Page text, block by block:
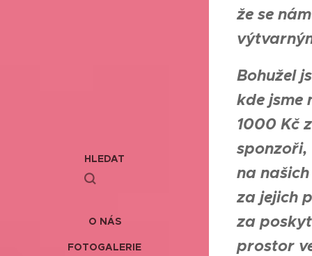
HLEDAT
O NÁS
FOTOGALERIE
že se
Bohužel
kde jsme
1000 Kč
sponzoři,
na
za jejich
za
prostor